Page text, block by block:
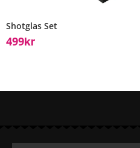
Shotglas Set
499Kr